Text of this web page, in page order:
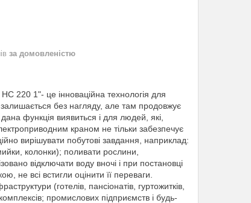
за домовленістю
220 1"- це інноваційна технологія для
без нагляду, але там продовжує
функція виявиться і для людей, які,
краном не тільки забезпечує
вирішувати побутові завдання, наприклад:
колонки); поливати рослини,
відключати воду вночі і при постановці
не всі встигли оцінити її переваги.
(готелів, пансіонатів, гуртожитків,
промислових підприємств і будь-